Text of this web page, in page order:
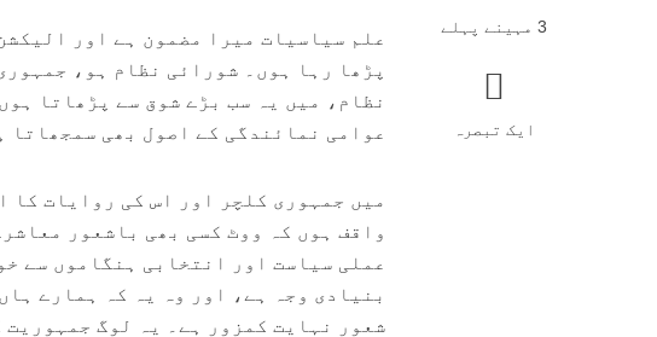
3 مہینے پہلے
ایک تبصرہ
علم سیاسیات میرا مضمون ہے اور
پڑھا رہا ہوں۔ شورائی نظام ہو،
نظام، میں یہ سب بڑے شوق سے پڑھاتا
عوامی نمائندگی کے اصول بھی سمجھاتا
میں جمہوری کلچر اور اس کی روایات کا
واقف ہوں کہ ووٹ کسی بھی باشعور
عملی سیاست اور انتخابی ہنگاموں سے
بنیادی وجہ ہے، اور وہ یہ کہ ہمارے
شعور نہایت کمزور ہے۔ یہ لوگ